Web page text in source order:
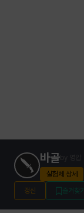
바골
실험체 상세
갱신
즐겨찾기